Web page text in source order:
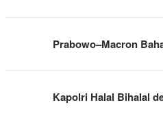
Prabowo–Macron
Kapolri Halal Bihalal